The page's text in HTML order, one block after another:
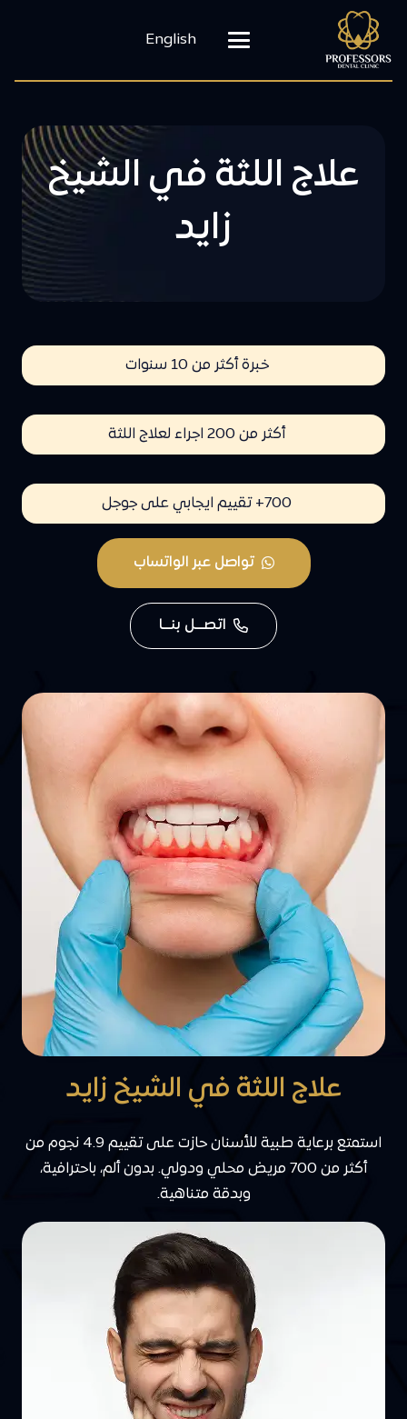
English
علاج اللثة في الشيخ
زايد
خبرة أكثر من 10 سنوات
أكثر من 200 اجراء لعلاج اللثة
700+ تقييم ايجابي على جوجل
تواصل عبر الواتساب
اتصـــل بنـــا
علاج اللثة في الشيخ زايد
استمتع برعاية طبية للأسنان حازت على تقييم 4.9 نجوم من
أكثر من 700 مريض محلي ودولي. بدون ألم، باحترافية،
وبدقة متناهية.